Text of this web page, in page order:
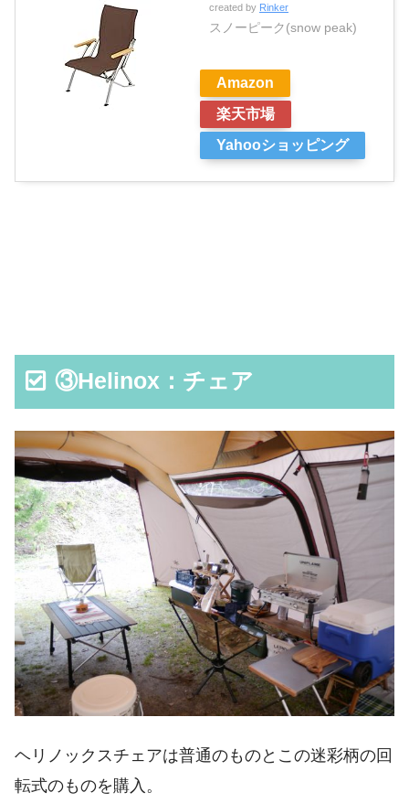
created by Rinker
スノーピーク(snow peak)
Amazon
楽天市場
Yahooショッピング
③Helinox：チェア
ヘリノックスチェアは普通のものとこの迷彩柄の回
転式のものを購入。